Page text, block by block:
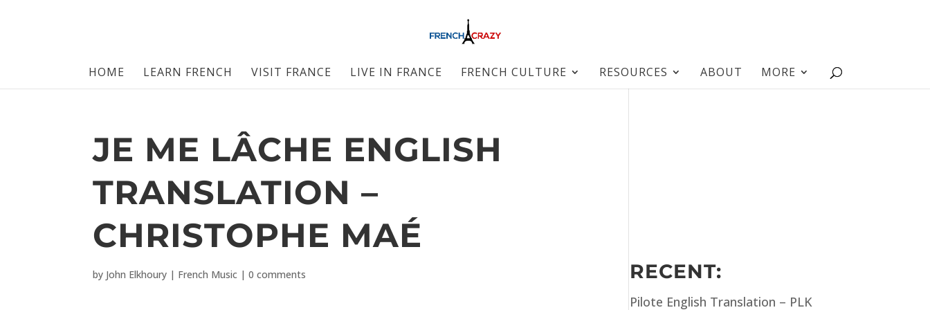
HOME LEARN FRENCH VISIT FRANCE LIVE IN FRANCE FRENCH CULTURE RESOURCES ABOUT MORE
JE ME LÂCHE ENGLISH
TRANSLATION –
CHRISTOPHE MAÉ
by John Elkhoury | French Music |0 comments RECENT:
Pilote English Translation – PLK